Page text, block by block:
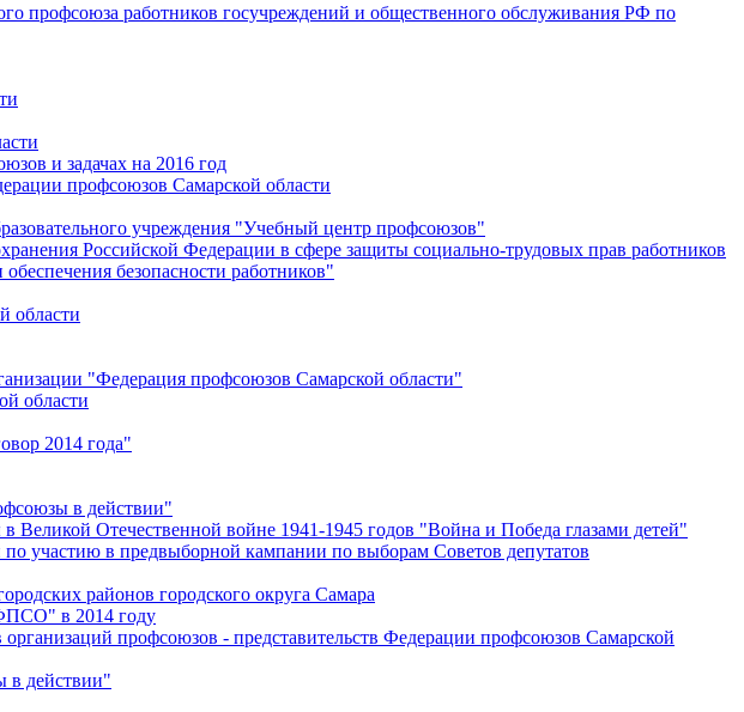
профсоюза работников госучреждений и общественного обслуживания РФ по
и задачах на 2016 год
профсоюзов Самарской области
учреждения "Учебный центр профсоюзов"
Российской Федерации в сфере защиты социально-трудовых прав работников
безопасности работников"
области
"Федерация профсоюзов Самарской области"
области
2014 года"
в действии"
Отечественной войне 1941-1945 годов "Война и Победа глазами детей"
участию в предвыборной кампании по выборам Советов депутатов
районов городского округа Самара
в 2014 году
профсоюзов - представительств Федерации профсоюзов Самарской
в действии"